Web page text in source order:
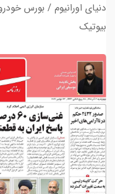
دنیای اورانیوم / بورس
بیوتیک